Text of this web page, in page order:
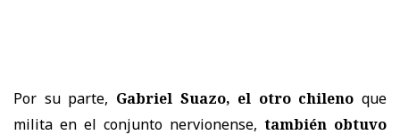
Por su parte, Gabriel Suazo, el otro chileno que
milita en el conjunto nervionense, también obtuvo